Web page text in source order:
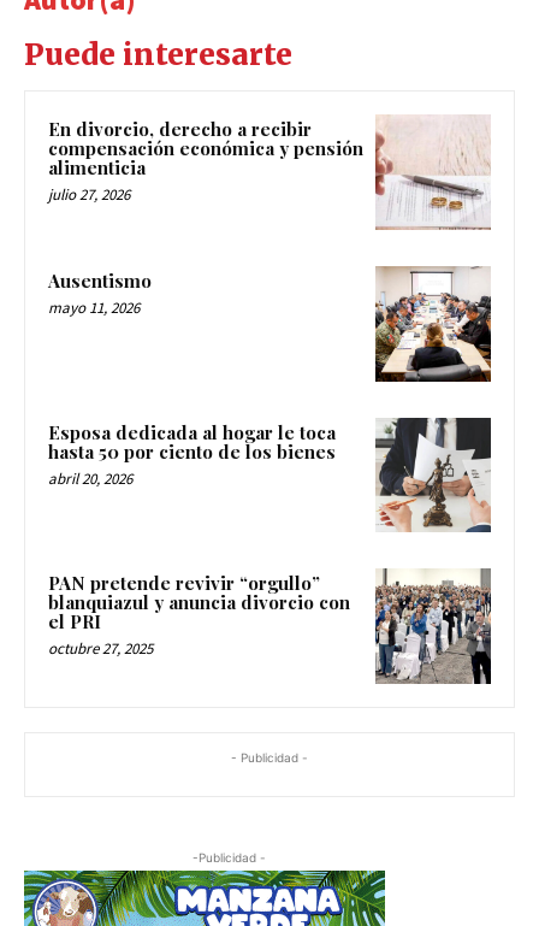
Puede interesarte
En divorcio, derecho a recibir
compensación económica y pensión
alimenticia
julio 27, 2026
Ausentismo
mayo 11, 2026
Esposa dedicada al hogar le toca
hasta 50 por ciento de los bienes
abril 20, 2026
PAN pretende revivir “orgullo”
blanquiazul y anuncia divorcio con
el PRI
octubre 27, 2025
- Publicidad -
-Publicidad -